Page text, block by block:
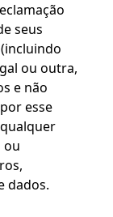
seus
ou outra,
e não
esse
ou
dados.